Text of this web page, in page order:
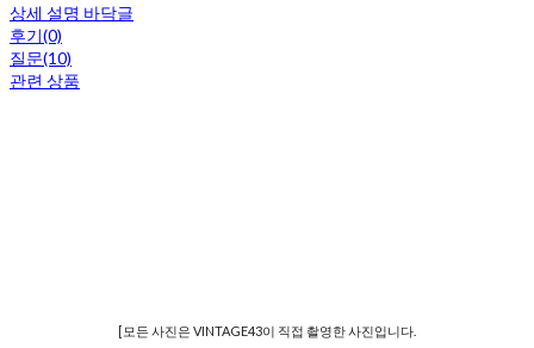
상세 설명 바닥글
후기(0)
질문(10)
관련 상품
[모든 사진은 VINTAGE43이 직접 촬영한 사진입니다.